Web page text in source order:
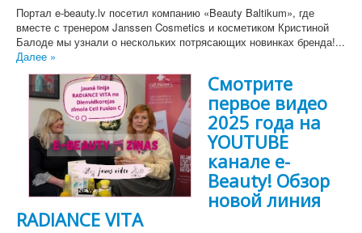
Портал e-beauty.lv посетил компанию «Beauty Baltikum», где
вместе с тренером Janssen Cosmetics и косметиком Кристиной
Балоде мы узнали о нескольких потрясающих новинках бренда!...
Далее »
Смотрите
первое видео
2025 года на
YOUTUBE
канале e-
Beauty! Обзор
новой линия
RADIANCE VITA